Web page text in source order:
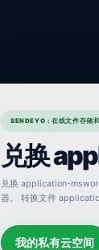
SENDEYO : 在线文件存储
兑换
兑换 application-
器。 转换文件
我的私有云空间